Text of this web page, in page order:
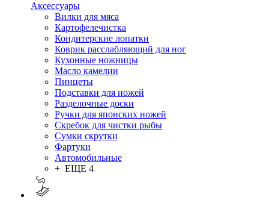
Аксессуары
Вилки для мяса
Картофелечистка
Кондитерские лопатки
Коврик расслабляющий для ног
Кухонные ножницы
Масло камелии
Пинцеты
Подставки для ножей
Разделочные доски
Ручки для японских ножей
Скребок для чистки рыбы
Сумки скрутки
Фартуки
Автомобильные
+ ЕЩЕ 4